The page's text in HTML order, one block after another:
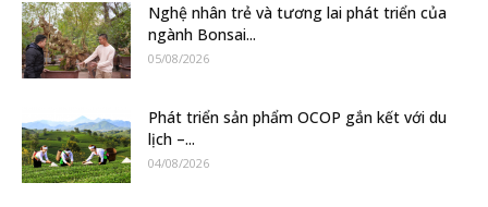
Nghệ nhân trẻ và tương lai phát triển của
ngành Bonsai...
05/08/2026
Phát triển sản phẩm OCOP gắn kết với du
lịch –...
04/08/2026